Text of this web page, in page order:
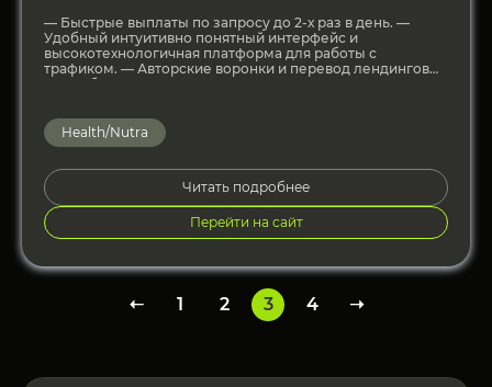
— Быстрые выплаты по запросу до 2-х раз в день. —
Удобный интуитивно понятный интерфейс и
высокотехнологичная платформа для работы с
трафиком. — Авторские воронки и перевод лендингов
для работы
Health/Nutra
Читать подробнее
Перейти на сайт
➝ 1 2 3 4 ➝